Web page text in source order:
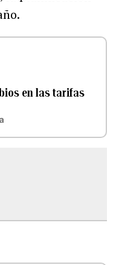
en las tarifas